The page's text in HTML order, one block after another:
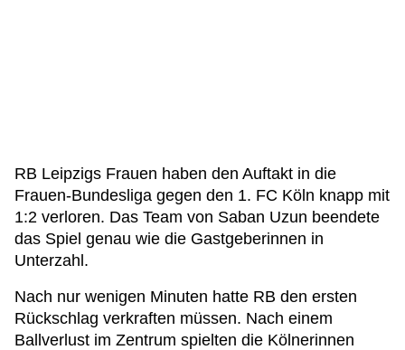
RB Leipzigs Frauen haben den Auftakt in die
Frauen-Bundesliga gegen den 1. FC Köln knapp mit
1:2 verloren. Das Team von Saban Uzun beendete
das Spiel genau wie die Gastgeberinnen in
Unterzahl.
Nach nur wenigen Minuten hatte RB den ersten
Rückschlag verkraften müssen. Nach einem
Ballverlust im Zentrum spielten die Kölnerinnen